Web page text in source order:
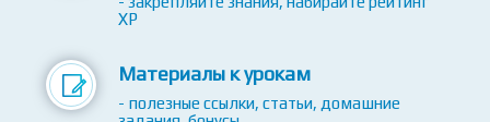
более 1170+ тестов и
- закрепляйте знания, набирайте рейтинг
XP